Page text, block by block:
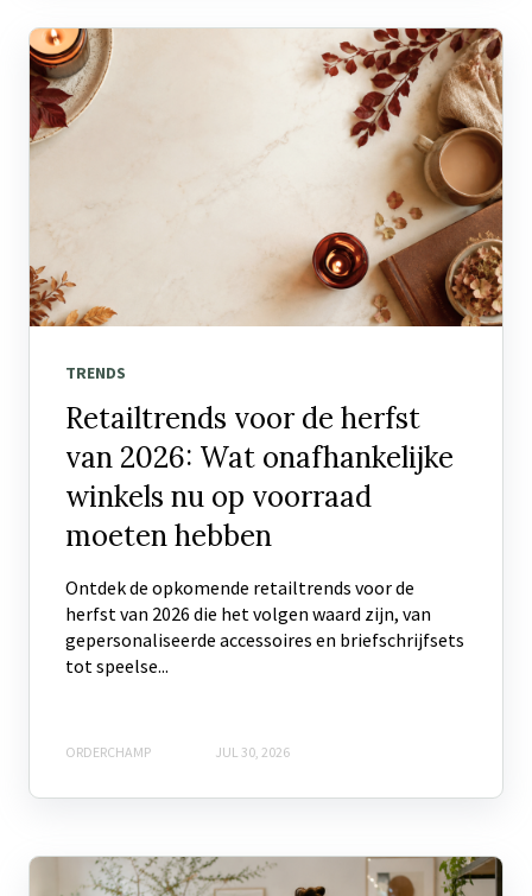
TRENDS
Retailtrends voor de herfst
van 2026: Wat onafhankelijke
winkels nu op voorraad
moeten hebben
Ontdek de opkomende retailtrends voor de
herfst van 2026 die het volgen waard zijn, van
gepersonaliseerde accessoires en briefschrijfsets
tot speelse...
ORDERCHAMP JUL 30, 2026